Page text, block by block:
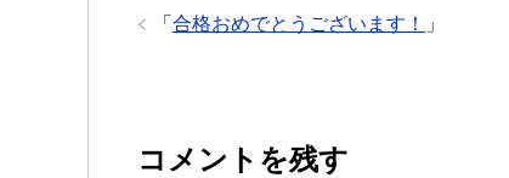
「 合格おめでとうございます！ 」
コメントを残す